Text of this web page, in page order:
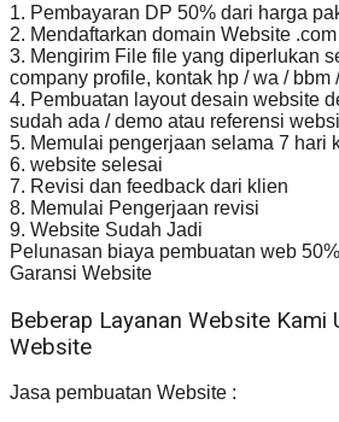
1. Pembayaran DP 50% dari harga
2. Mendaftarkan domain Website .com
3. Mengirim File file yang diperlukan
company profile, kontak hp / wa / bbm
4. Pembuatan layout desain website
sudah ada / demo atau referensi
5. Memulai pengerjaan selama 7 hari
6. website selesai
7. Revisi dan feedback dari klien
8. Memulai Pengerjaan revisi
9. Website Sudah Jadi
Pelunasan biaya pembuatan web 50%
Garansi Website
Beberap Layanan Website Kami
Website
Jasa pembuatan Website :